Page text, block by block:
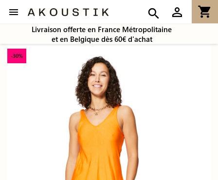
 shopping_cart
person_outline
search
Livraison offerte en France Métropolitaine
et en Belgique dès 60€ d'achat
-30%